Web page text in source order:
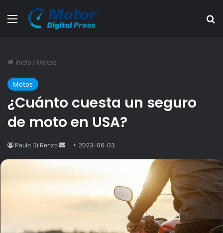
Menú
Inicio / Motos
Motos
¿Cuánto cuesta un seguro
de moto en USA?
Paulo Di Renzo
Send2023-06-03